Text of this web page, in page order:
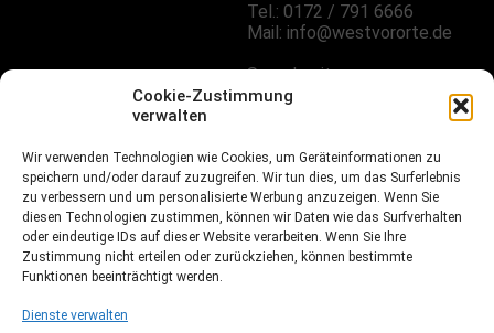
Cookie-Zustimmung
verwalten
Wir verwenden Technologien wie Cookies, um Geräteinformationen zu
speichern und/oder darauf zuzugreifen. Wir tun dies, um das Surferlebnis
zu verbessern und um personalisierte Werbung anzuzeigen. Wenn Sie
diesen Technologien zustimmen, können wir Daten wie das Surfverhalten
oder eindeutige IDs auf dieser Website verarbeiten. Wenn Sie Ihre
Zustimmung nicht erteilen oder zurückziehen, können bestimmte
Funktionen beeinträchtigt werden.
Dienste verwalten
Tel.: 0172 / 791 6666
Mail: info@westvororte.de
Sprechzeiten:
Nach Vereinbarung
FOLGE UNS!
Facebook
Instagramm